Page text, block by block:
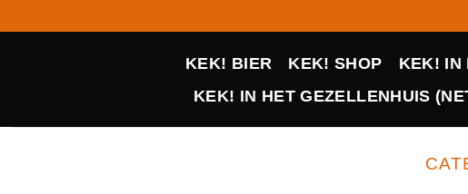
naar
KEK! BIER KEK! SHOP KEK! IN
KEK! IN HET GEZELLENHUIS